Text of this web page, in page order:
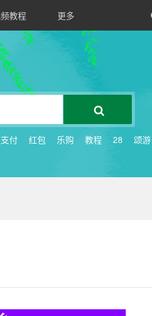
教程 更多
支付 红包 乐购 教程 28 颂游